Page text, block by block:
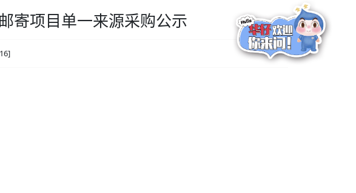
寄项目单一来源采购公示
]